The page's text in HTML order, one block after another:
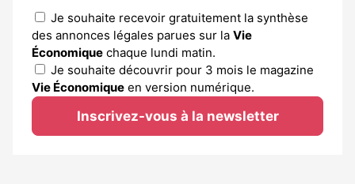
Je souhaite recevoir gratuitement la synthèse
des annonces légales parues sur la Vie
Économique chaque lundi matin.
Je souhaite découvrir pour 3 mois le magazine
Vie Économique en version numérique.
Inscrivez-vous à la newsletter